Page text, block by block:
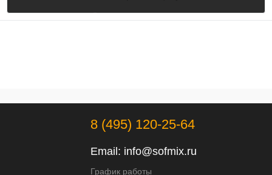
8 (495) 120-25-64
Email: info@sofmix.ru
График работы